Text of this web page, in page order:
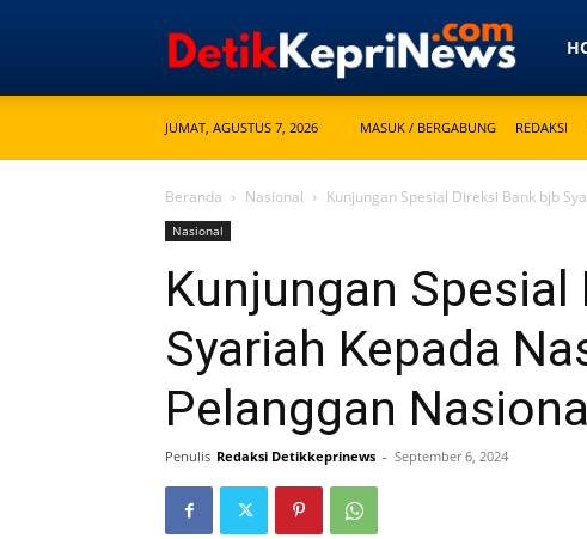
JUMAT, AGUSTUS 7, 2026 MASUK / BERGABUNG REDAKSI
Beranda Nasional Kunjungan Spesial Direksi Bank bjb
Nasional
Kunjungan
Syariah Kepada
Pelanggan Nasional
Penulis Redaksi Detikkeprinews - September 6, 2024